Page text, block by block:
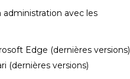
avec les
Edge (dernières versions)
(dernières versions)